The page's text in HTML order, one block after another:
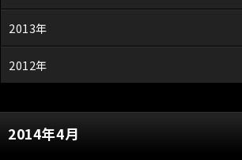
2014年4月
2013年
2012年